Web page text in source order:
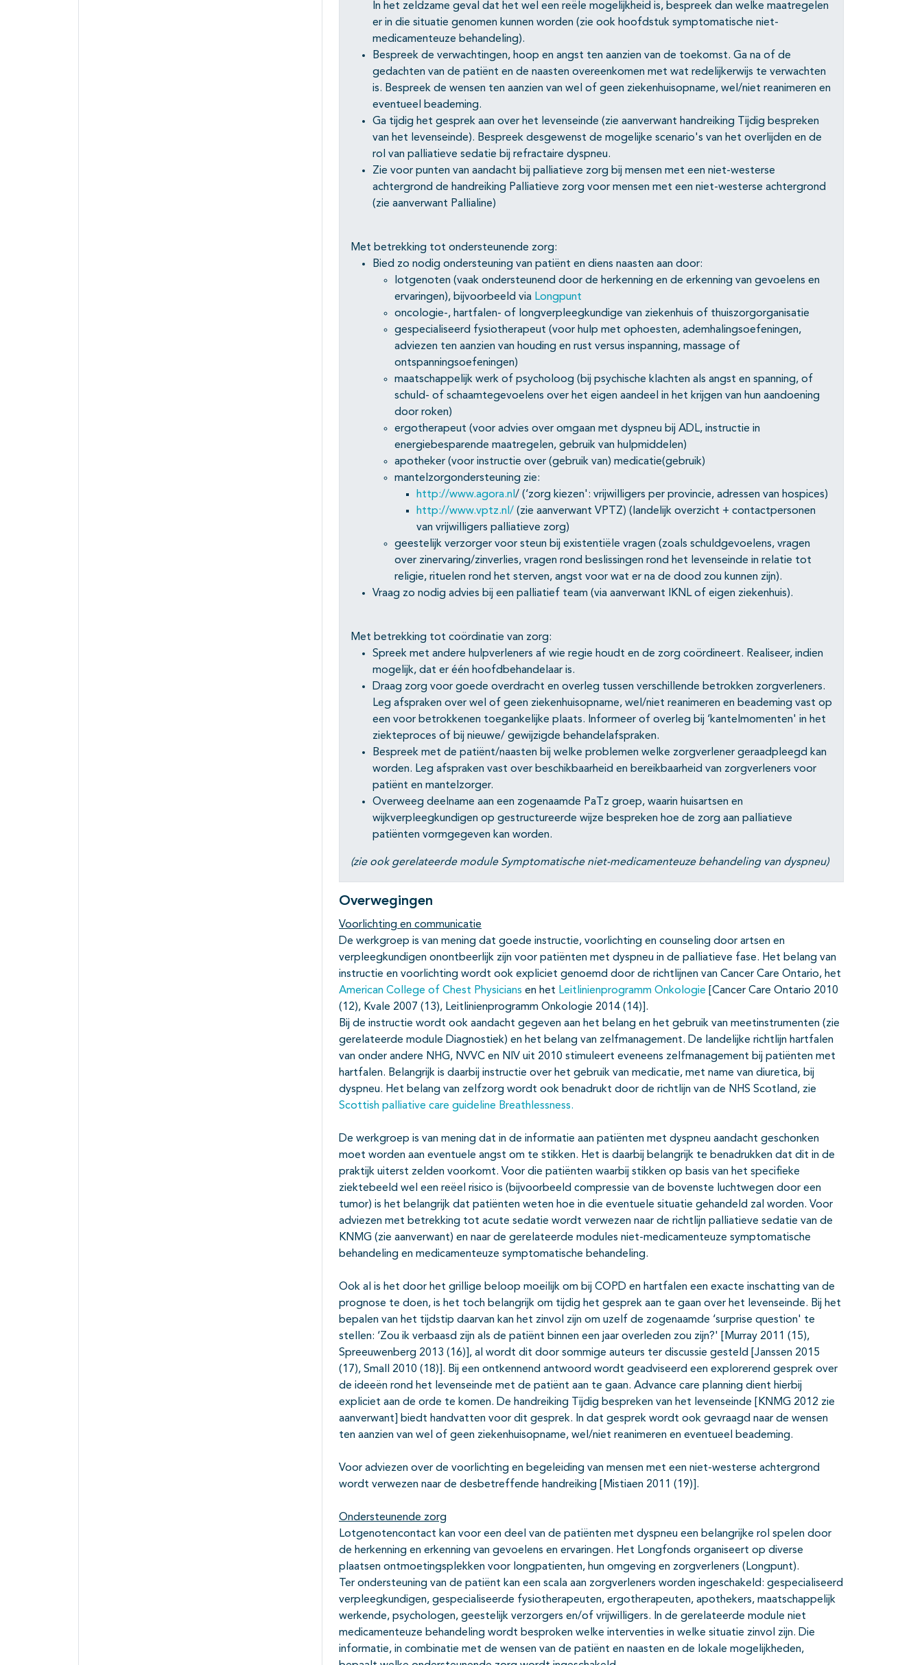
In het zeldzame geval dat het wel een reële mogelijkheid is, bespreek dan welke maatregelen
er in die situatie genomen kunnen worden (zie ook hoofdstuk symptomatische niet-
medicamenteuze behandeling).
Bespreek de verwachtingen, hoop en angst ten aanzien van de toekomst. Ga na of de
gedachten van de patiënt en de naasten overeenkomen met wat redelijkerwijs te verwachten
is. Bespreek de wensen ten aanzien van wel of geen ziekenhuisopname, wel/niet reanimeren en
eventueel beademing.
Ga tijdig het gesprek aan over het levenseinde (zie aanverwant handreiking Tijdig bespreken
van het levenseinde). Bespreek desgewenst de mogelijke scenario's van het overlijden en de
rol van palliatieve sedatie bij refractaire dyspneu.
Zie voor punten van aandacht bij palliatieve zorg bij mensen met een niet-westerse
achtergrond de handreiking Palliatieve zorg voor mensen met een niet-westerse achtergrond
(zie aanverwant Pallialine)
Met betrekking tot ondersteunende zorg:
Bied zo nodig ondersteuning van patiënt en diens naasten aan door:
lotgenoten (vaak ondersteunend door de herkenning en de erkenning van gevoelens en
ervaringen), bijvoorbeeld via Longpunt
oncologie-, hartfalen- of longverpleegkundige van ziekenhuis of thuiszorgorganisatie
gespecialiseerd fysiotherapeut (voor hulp met ophoesten, ademhalingsoefeningen,
adviezen ten aanzien van houding en rust versus inspanning, massage of
ontspanningsoefeningen)
maatschappelijk werk of psycholoog (bij psychische klachten als angst en spanning, of
schuld- of schaamtegevoelens over het eigen aandeel in het krijgen van hun aandoening
door roken)
ergotherapeut (voor advies over omgaan met dyspneu bij ADL, instructie in
energiebesparende maatregelen, gebruik van hulpmiddelen)
apotheker (voor instructie over (gebruik van) medicatie(gebruik)
mantelzorgondersteuning zie:
http://www.agora.nl/ (‘zorg kiezen': vrijwilligers per provincie, adressen van hospices)
http://www.vptz.nl/ (zie aanverwant VPTZ) (landelijk overzicht + contactpersonen
van vrijwilligers palliatieve zorg)
geestelijk verzorger voor steun bij existentiële vragen (zoals schuldgevoelens, vragen
over zinervaring/zinverlies, vragen rond beslissingen rond het levenseinde in relatie tot
religie, rituelen rond het sterven, angst voor wat er na de dood zou kunnen zijn).
Vraag zo nodig advies bij een palliatief team (via aanverwant IKNL of eigen ziekenhuis).
Met betrekking tot coördinatie van zorg:
Spreek met andere hulpverleners af wie regie houdt en de zorg coördineert. Realiseer, indien
mogelijk, dat er één hoofdbehandelaar is.
Draag zorg voor goede overdracht en overleg tussen verschillende betrokken zorgverleners.
Leg afspraken over wel of geen ziekenhuisopname, wel/niet reanimeren en beademing vast op
een voor betrokkenen toegankelijke plaats. Informeer of overleg bij ‘kantelmomenten' in het
ziekteproces of bij nieuwe/ gewijzigde behandelafspraken.
Bespreek met de patiënt/naasten bij welke problemen welke zorgverlener geraadpleegd kan
worden. Leg afspraken vast over beschikbaarheid en bereikbaarheid van zorgverleners voor
patiënt en mantelzorger.
Overweeg deelname aan een zogenaamde PaTz groep, waarin huisartsen en
wijkverpleegkundigen op gestructureerde wijze bespreken hoe de zorg aan palliatieve
patiënten vormgegeven kan worden.
(zie ook gerelateerde module Symptomatische niet-medicamenteuze behandeling van dyspneu)
Overwegingen
Voorlichting en communicatie
De werkgroep is van mening dat goede instructie, voorlichting en counseling door artsen en
verpleegkundigen onontbeerlijk zijn voor patiënten met dyspneu in de palliatieve fase. Het belang van
instructie en voorlichting wordt ook expliciet genoemd door de richtlijnen van Cancer Care Ontario, het
American College of Chest Physicians en het Leitlinienprogramm Onkologie
[Cancer Care Ontario 2010
(12), Kvale 2007 (13), Leitlinienprogramm Onkologie 2014 (14)].
Bij de instructie wordt ook aandacht gegeven aan het belang en het gebruik van meetinstrumenten (zie
gerelateerde module Diagnostiek) en het belang van zelfmanagement. De landelijke richtlijn hartfalen
van onder andere NHG, NVVC en NIV uit 2010 stimuleert eveneens zelfmanagement bij patiënten met
hartfalen. Belangrijk is daarbij instructie over het gebruik van medicatie, met name van diuretica, bij
dyspneu. Het belang van zelfzorg wordt ook benadrukt door de richtlijn van de NHS Scotland, zie
Scottish palliative care guideline Breathlessness.
De werkgroep is van mening dat in de informatie aan patiënten met dyspneu aandacht geschonken
moet worden aan eventuele angst om te stikken. Het is daarbij belangrijk te benadrukken dat dit in de
praktijk uiterst zelden voorkomt. Voor die patiënten waarbij stikken op basis van het specifieke
ziektebeeld wel een reëel risico is (bijvoorbeeld compressie van de bovenste luchtwegen door een
tumor) is het belangrijk dat patiënten weten hoe in die eventuele situatie gehandeld zal worden. Voor
adviezen met betrekking tot acute sedatie wordt verwezen naar de richtlijn palliatieve sedatie van de
KNMG (zie aanverwant) en naar de gerelateerde modules niet-medicamenteuze symptomatische
behandeling en medicamenteuze symptomatische behandeling.
Ook al is het door het grillige beloop moeilijk om bij COPD en hartfalen een exacte inschatting van de
prognose te doen, is het toch belangrijk om tijdig het gesprek aan te gaan over het levenseinde. Bij het
bepalen van het tijdstip daarvan kan het zinvol zijn om uzelf de zogenaamde ‘surprise question' te
stellen: ‘Zou ik verbaasd zijn als de patiënt binnen een jaar overleden zou zijn?' [Murray 2011 (15),
Spreeuwenberg 2013 (16)], al wordt dit door sommige auteurs ter discussie gesteld [Janssen 2015
(17), Small 2010 (18)]. Bij een ontkennend antwoord wordt geadviseerd een explorerend gesprek over
de ideeën rond het levenseinde met de patiënt aan te gaan. Advance care planning dient hierbij
expliciet aan de orde te komen. De handreiking Tijdig bespreken van het levenseinde [KNMG 2012 zie
aanverwant] biedt handvatten voor dit gesprek. In dat gesprek wordt ook gevraagd naar de wensen
ten aanzien van wel of geen ziekenhuisopname, wel/niet reanimeren en eventueel beademing.
Voor adviezen over de voorlichting en begeleiding van mensen met een niet-westerse achtergrond
wordt verwezen naar de desbetreffende handreiking [Mistiaen 2011 (19)].
Ondersteunende zorg
Lotgenotencontact kan voor een deel van de patiënten met dyspneu een belangrijke rol spelen door
de herkenning en erkenning van gevoelens en ervaringen. Het Longfonds organiseert op diverse
plaatsen ontmoetingsplekken voor longpatienten, hun omgeving en zorgverleners (Longpunt).
Ter ondersteuning van de patiënt kan een scala aan zorgverleners worden ingeschakeld: gespecialiseerd
verpleegkundigen, gespecialiseerde fysiotherapeuten, ergotherapeuten, apothekers, maatschappelijk
werkende, psychologen, geestelijk verzorgers en/of vrijwilligers. In de gerelateerde module niet
medicamenteuze behandeling wordt besproken welke interventies in welke situatie zinvol zijn. Die
informatie, in combinatie met de wensen van de patiënt en naasten en de lokale mogelijkheden,